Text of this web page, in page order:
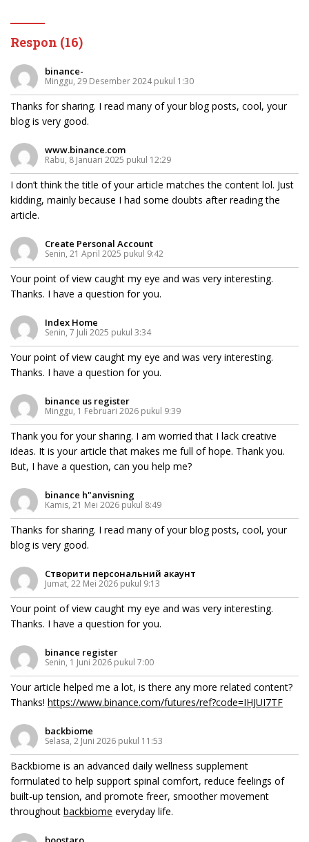
Respon (16)
binance-
Minggu, 29 Desember 2024 pukul 1:30
Thanks for sharing. I read many of your blog posts, cool, your
blog is very good.
www.binance.com
Rabu, 8 Januari 2025 pukul 12:29
I don’t think the title of your article matches the content lol. Just
kidding, mainly because I had some doubts after reading the
article.
Create Personal Account
Senin, 21 April 2025 pukul 9:42
Your point of view caught my eye and was very interesting.
Thanks. I have a question for you.
Index Home
Senin, 7 Juli 2025 pukul 3:34
Your point of view caught my eye and was very interesting.
Thanks. I have a question for you.
binance us register
Minggu, 1 Februari 2026 pukul 9:39
Thank you for your sharing. I am worried that I lack creative
ideas. It is your article that makes me full of hope. Thank you.
But, I have a question, can you help me?
binance h"anvisning
Kamis, 21 Mei 2026 pukul 8:49
Thanks for sharing. I read many of your blog posts, cool, your
blog is very good.
Створити персональний акаунт
Jumat, 22 Mei 2026 pukul 9:13
Your point of view caught my eye and was very interesting.
Thanks. I have a question for you.
binance register
Senin, 1 Juni 2026 pukul 7:00
Your article helped me a lot, is there any more related content?
Thanks! https://www.binance.com/futures/ref?code=IHJUI7TF
backbiome
Selasa, 2 Juni 2026 pukul 11:53
Backbiome is an advanced daily wellness supplement
formulated to help support spinal comfort, reduce feelings of
built-up tension, and promote freer, smoother movement
throughout backbiome everyday life.